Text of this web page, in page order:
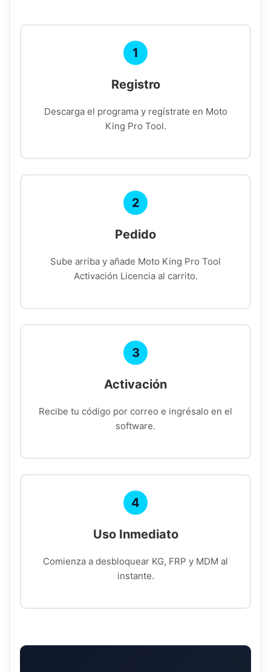
1
Registro
Descarga el programa y regístrate en Moto
King Pro Tool.
2
Pedido
Sube arriba y añade Moto King Pro Tool
Activación Licencia al carrito.
3
Activación
Recibe tu código por correo e ingrésalo en el
software.
4
Uso Inmediato
Comienza a desbloquear KG, FRP y MDM al
instante.